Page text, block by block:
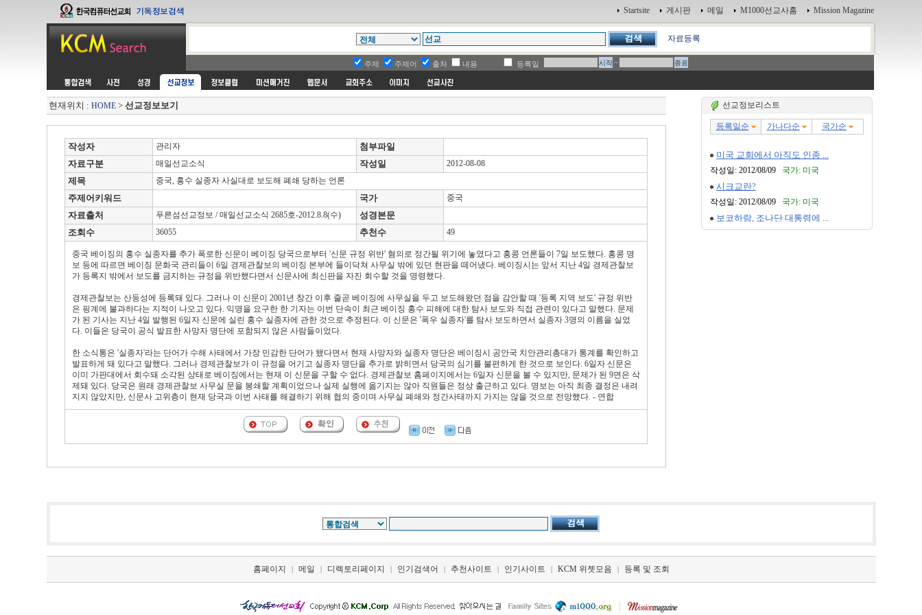
Startsite 게시판 메일 M1000선교사홈 Mission Magazine
자료등록
주제 주제어 출처 내용 등록일 ~
현재위치 : HOME> 선교정보보기
작성자 관리자
첨부파일
자료구분
매일선교소식 작성일 2012-08-08
제목 중국, 홍수 실종자 사실대로 보도해 폐쇄 당하는 언론
주제어키워드 국가 중국
자료출처 푸른섬선교정보 / 매일선교소식 2685호-2012.8.8(수)
성경본문
조회수
36055 추천수 49
중국 베이징의 홍수 실종자를 추가 폭로한 신문이 베이징 당국으로부터 '신문 규정 위반' 혐의로 정간될 위기에 놓였다고 홍콩 언론들이 7일 보도했다. 홍콩 명
보 등에 따르면 베이징 문화국 관리들이 6일 경제관찰보의 베이징 본부에 들이닥쳐 사무실 밖에 있던 현판을 떼어냈다. 베이징시는 앞서 지난 4일 경제관찰보
가 등록지 밖에서 보도를 금지하는 규정을 위반했다면서 신문사에 최신판을 자진 회수할 것을 명령했다.
경제관찰보는 산둥성에 등록돼 있다. 그러나 이 신문이 2001년 창간 이후 줄곧 베이징에 사무실을 두고 보도해왔던 점을 감안할 때 '등록 지역 보도' 규정 위반
은 핑계에 불과하다는 지적이 나오고 있다. 익명을 요구한 한 기자는 이번 단속이 최근 베이징 홍수 피해에 대한 탐사 보도와 직접 관련이 있다고 말했다. 문제
가 된 기사는 지난 4일 발행된 6일자 신문에 실린 홍수 실종자에 관한 것으로 추정된다. 이 신문은 '폭우 실종자'를 탐사 보도하면서 실종자 3명의 이름을 실었
다. 이들은 당국이 공식 발표한 사망자 명단에 포함되지 않은 사람들이었다.
한 소식통은 '실종자'라는 단어가 수해 사태에서 가장 민감한 단어가 됐다면서 현재 사망자와 실종자 명단은 베이징시 공안국 치안관리총대가 통계를 확인하고
발표하게 돼 있다고 말했다. 그러나 경제관찰보가 이 규정을 어기고 실종자 명단을 추가로 밝히면서 당국의 심기를 불편하게 한 것으로 보인다. 6일자 신문은
이미 가판대에서 회수돼 소각된 상태로 베이징에서는 현재 이 신문을 구할 수 없다. 경제관찰보 홈페이지에서는 6일자 신문을 볼 수 있지만, 문제가 된 9면은 삭
제돼 있다. 당국은 원래 경제관찰보 사무실 문을 봉쇄할 계획이었으나 실제 실행에 옮기지는 않아 직원들은 정상 출근하고 있다. 명보는 아직 최종 결정은 내려
지지 않았지만, 신문사 고위층이 현재 당국과 이번 사태를 해결하기 위해 협의 중이며 사무실 폐쇄와 정간사태까지 가지는 않을 것으로 전망했다. - 연합
선교정보리스트
홈페이지 | 메일 | 디렉토리페이지 | 인기검색어 | 추천사이트 | 인기사이트 | KCM 위젯모음 | 등록 및 조회